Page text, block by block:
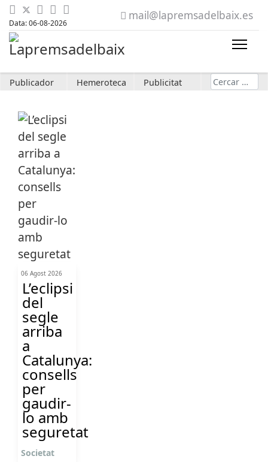
Data: 06-08-2026
mail@lapremsadelbaix.es
Publicador Hemeroteca Publicitat Cerca
06 Agost 2026
L’eclipsi
del
segle
arriba
a
Catalunya:
consells
per
gaudir-
lo amb
seguretat
Societat